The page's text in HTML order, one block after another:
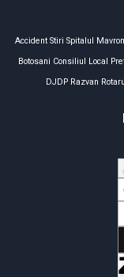
Accident Stiri Spitalul
Botosani Consiliul Local
DJDP Razvan Rotaru